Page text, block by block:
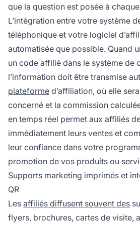
que la question est posée à
L’intégration entre votre système
téléphonique et votre logiciel
automatisée que possible. Quand
un code affilié dans le système de
l’information doit être transmise
plateforme d’affiliation, où elle
concerné et la commission
en temps réel permet aux affiliés
immédiatement leurs ventes et
leur confiance dans votre
promotion de vos produits ou
Supports marketing imprimés et
QR
Les affiliés diffusent souvent des
flyers, brochures, cartes de visite,